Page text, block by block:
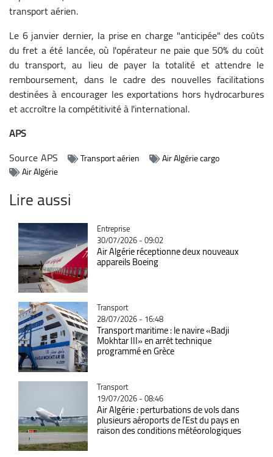
transport aérien.
Le 6 janvier dernier, la prise en charge "anticipée" des coûts
du fret a été lancée, où l'opérateur ne paie que 50% du coût
du transport, au lieu de payer la totalité et attendre le
remboursement, dans le cadre des nouvelles facilitations
destinées à encourager les exportations hors hydrocarbures
et accroître la compétitivité à l'international.
APS
SourceAPS Transport aérien
Air Algérie cargo
Air Algérie
Lire aussi
Catégorie
Entreprise
30/07/2026 - 09:02
Air Algérie réceptionne deux nouveaux
appareils Boeing
Catégorie
Transport
28/07/2026 - 16:48
Transport maritime : le navire «Badji
Mokhtar III» en arrêt technique
programmé en Grèce
Catégorie
Transport
19/07/2026 - 08:46
Air Algérie : perturbations de vols dans
plusieurs aéroports de l'Est du pays en
raison des conditions météorologiques